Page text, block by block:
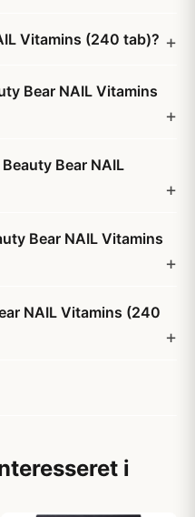
Vitamins (240 tab)?
Bear NAIL Vitamins
Bear NAIL
Bear NAIL Vitamins
NAIL Vitamins (240
i